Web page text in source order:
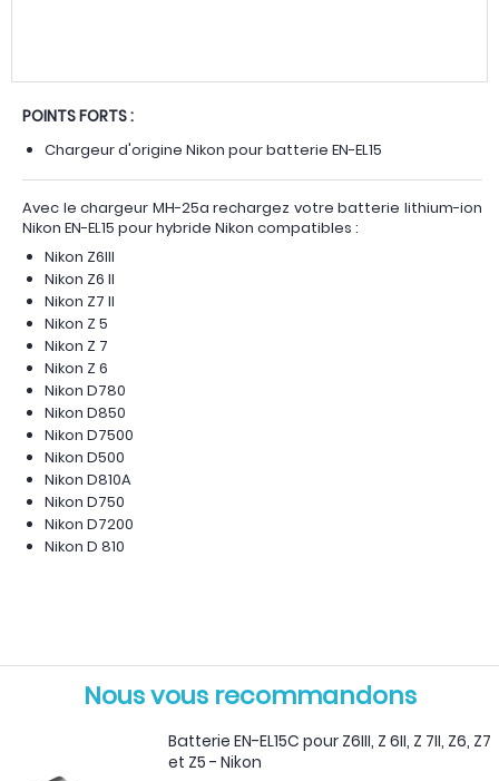
POINTS FORTS :
Chargeur d'origine Nikon pour batterie EN-EL15
Avec le chargeur MH-25a rechargez votre batterie lithium-ion
Nikon EN-EL15 pour hybride Nikon compatibles :
Nikon Z6III
Nikon Z6 II
Nikon Z7 II
Nikon Z 5
Nikon Z 7
Nikon Z 6
Nikon D780
Nikon D850
Nikon D7500
Nikon D500
Nikon D810A
Nikon D750
Nikon D7200
Nikon D 810
Nous vous recommandons
Batterie EN-EL15C pour Z6III, Z 6II, Z 7II, Z6, Z7
et Z5 - Nikon